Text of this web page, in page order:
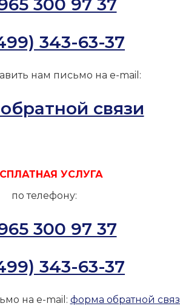
300 97 37
343-63-37
нам письмо на e-mail:
связи
УСЛУГА
по телефону:
300 97 37
343-63-37
на e-mail: форма обратной